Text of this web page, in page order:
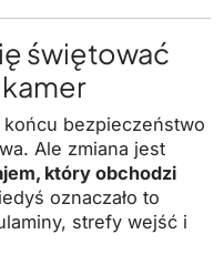
świętować
bezpieczeństwo
Ale zmiana jest
który obchodzi
oznaczało to
strefy wejść i